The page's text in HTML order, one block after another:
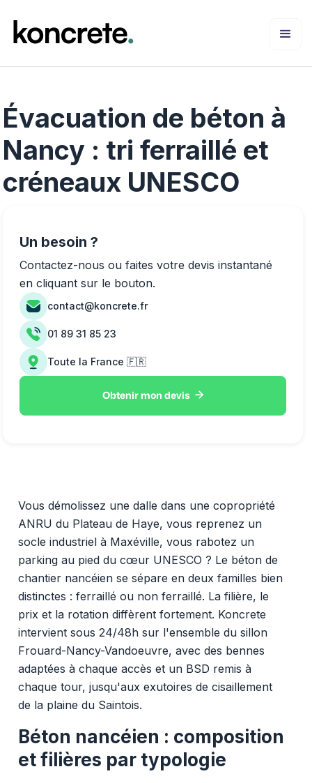
Évacuation de béton à
Nancy : tri ferraillé et
créneaux UNESCO
Vous démolissez une dalle dans une copropriété
ANRU du Plateau de Haye, vous reprenez un
socle industriel à Maxéville, vous rabotez un
parking au pied du cœur UNESCO ? Le béton de
chantier nancéien se sépare en deux familles bien
distinctes : ferraillé ou non ferraillé. La filière, le
prix et la rotation diffèrent fortement. Koncrete
intervient sous 24/48h sur l'ensemble du sillon
Frouard-Nancy-Vandoeuvre, avec des bennes
adaptées à chaque accès et un BSD remis à
chaque tour, jusqu'aux exutoires de cisaillement
de la plaine du Saintois.
Béton nancéien : composition
et filières par typologie
Un besoin ?
Contactez-nous ou faites votre devis instantané
en cliquant sur le bouton.
contact@koncrete.fr
01 89 31 85 23
Toute la France 🇫🇷
Obtenir mon devis 